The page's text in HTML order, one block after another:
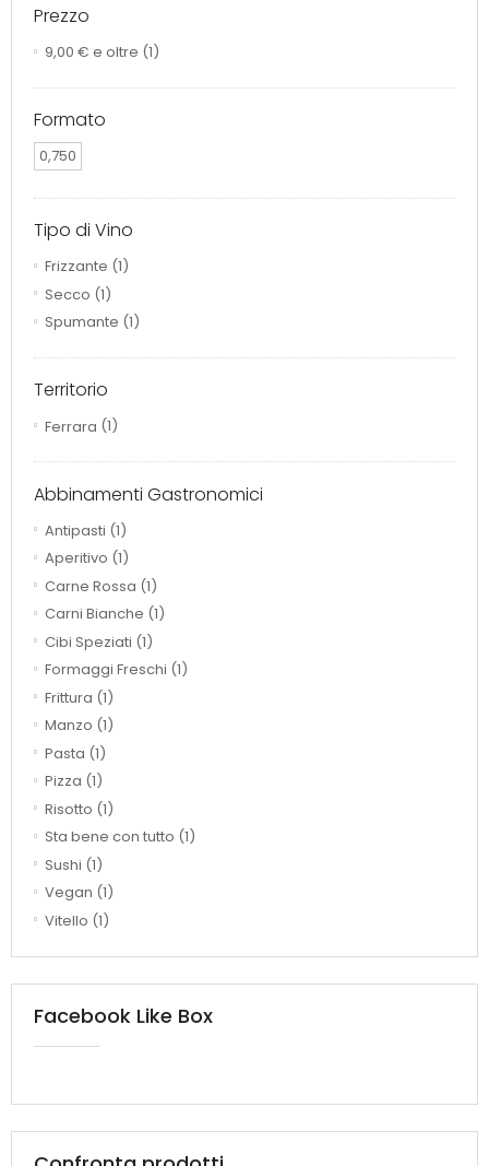
Prezzo
9,00 € e oltre (1)
Formato
0,750
Tipo di Vino
Frizzante (1)
Secco (1)
Spumante (1)
Territorio
Ferrara (1)
Abbinamenti Gastronomici
Antipasti (1)
Aperitivo (1)
Carne Rossa (1)
Carni Bianche (1)
Cibi Speziati (1)
Formaggi Freschi (1)
Frittura (1)
Manzo (1)
Pasta (1)
Pizza (1)
Risotto (1)
Sta bene con tutto (1)
Sushi (1)
Vegan (1)
Vitello (1)
Facebook Like Box